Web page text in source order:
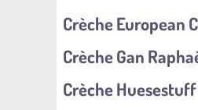
Crèche European
Crèche Gan
Crèche Huesestuff